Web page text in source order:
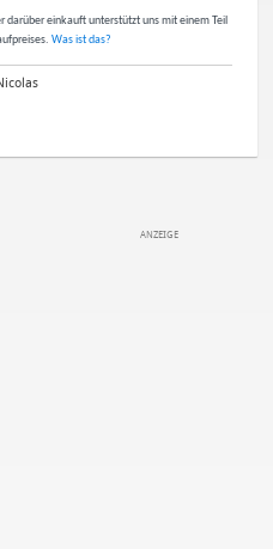
einkauft unterstützt uns mit einem Teil
Was ist das?